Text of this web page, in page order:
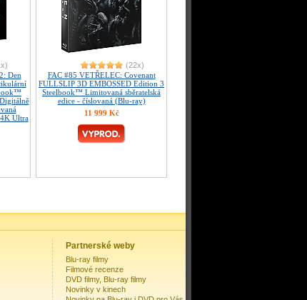
Den
Ultra
(22x)
FAC #85 VETŘELEC: Covenant
FULLSLIP 3D EMBOSSED Edition 3
Steelbook™ Limitovaná sběratelská
edice - číslovaná (Blu-ray)
11 999 Kč
Partnerské weby
Blu-ray filmy
Filmové recenze
DVD filmy, Blu-ray filmy
Novinky v kinech